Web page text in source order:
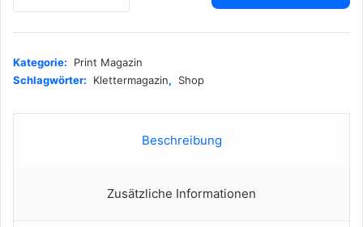
Printausgabe
Kategorie:
Print Magazin
Schlagwörter:
Klettermagazin, Shop
Beschreibung
Zusätzliche Informationen